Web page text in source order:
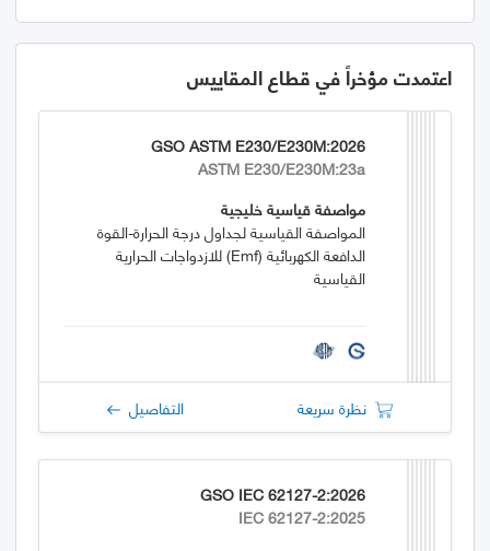
اعتمدت مؤخراً في قطاع المقاييس
GSO ASTM E230/E230M:2026
ASTM E230/E230M:23a
مواصفة قياسية خليجية
المواصفة القياسية لجداول درجة الحرارة-القوة
الدافعة الكهربائية (emf) للازدواجات الحرارية
القياسية
نظرة سريعة التفاصيل
GSO IEC 62127-2:2026
IEC 62127-2:2025